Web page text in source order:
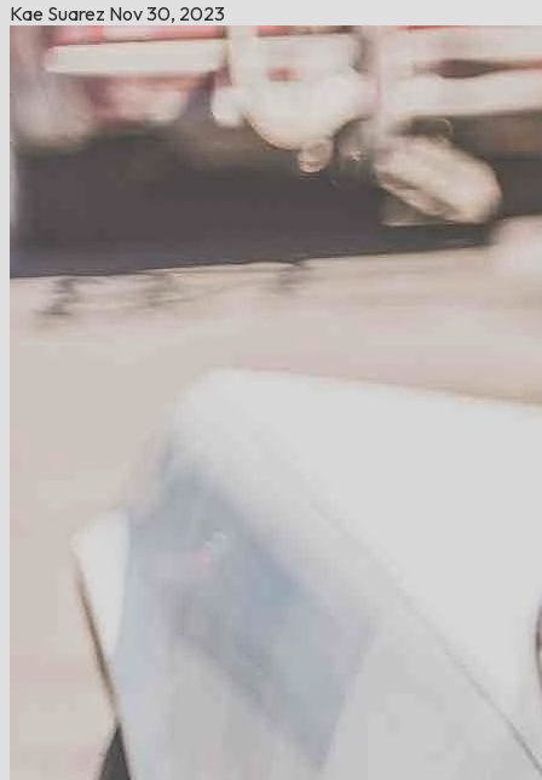
Kae Suarez Nov 30, 2023